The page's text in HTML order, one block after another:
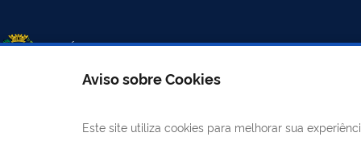
CANAIS
Aviso sobre Cookies
Este site utiliza cookies para melhorar sua